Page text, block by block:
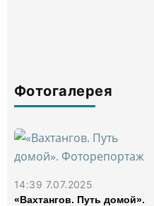
Фотогалерея
14:39 7.07.2025
«Вахтангов. Путь домой».